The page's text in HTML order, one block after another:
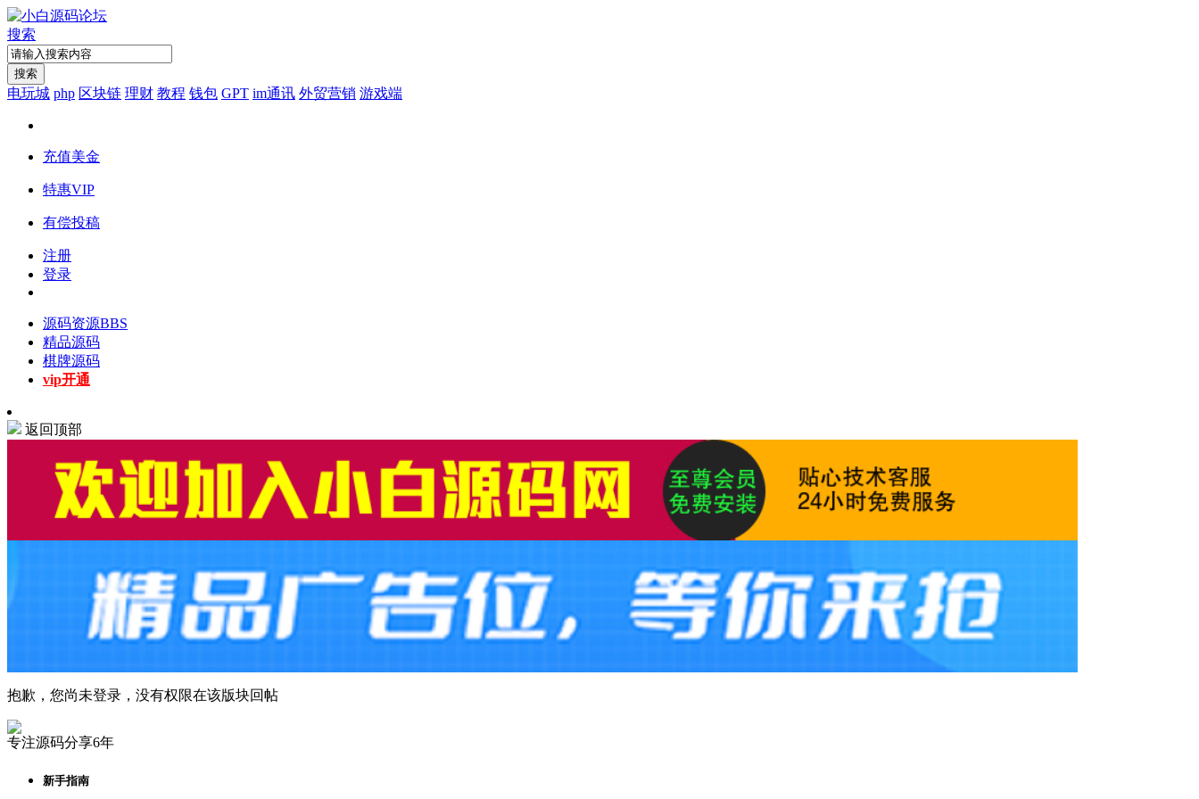
搜索
搜索
电玩城 php 区块链 理财 教程 钱包 GPT im通讯 外贸营销 游戏端
充值美金
特惠VIP
有偿投稿
注册
登录
源码资源BBS
精品源码
棋牌源码
vip开通
返回顶部
抱歉，您尚未登录，没有权限在该版块回帖
专注源码分享6年
新手指南